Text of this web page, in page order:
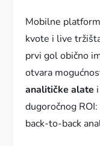
Mobilne
kvote i live
prvi gol obično
otvara
analitičke alate
dugoročnog
back-to-back